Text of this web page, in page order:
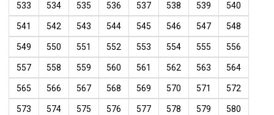
533 534 535 536 537 538 539 540
541 542 543 544 545 546 547 548
549 550 551 552 553 554 555 556
557 558 559 560 561 562 563 564
565 566 567 568 569 570 571 572
573 574 575 576 577 578 579 580